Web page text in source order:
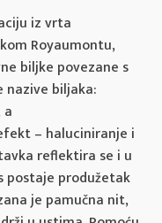
iz vrta
Royaumontu,
biljke povezane s
nazive biljaka:
– haluciniranje i
reflektira se i u
postaje produžetak
je pamučna nit,